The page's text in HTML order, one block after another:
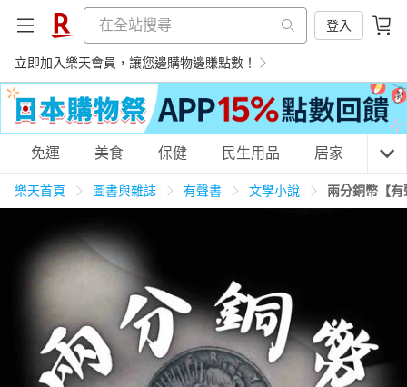
登入
立即加入樂天會員，讓您邊購物邊賺點數！
購物網分類
天天免運
居家生活 3C家電 運動休閒 親子玩具
免運 美食 保健 民生用品 居家 3C
樂天首頁 圖書與雜誌 有聲書 文學小說 兩分銅幣【有